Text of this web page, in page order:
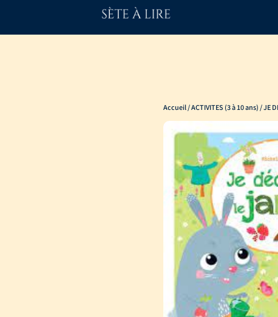
Accueil/ACTIVITES (3 à 10 ans) / JE